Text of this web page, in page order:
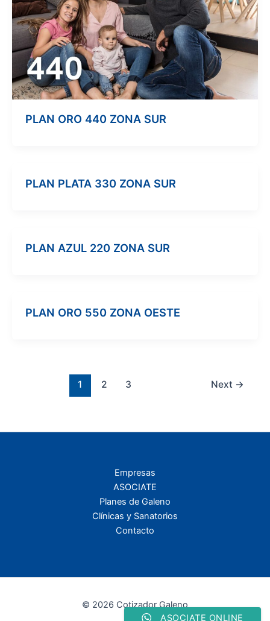
PLAN ORO 440 ZONA SUR
PLAN PLATA 330 ZONA SUR
PLAN AZUL 220 ZONA SUR
PLAN ORO 550 ZONA OESTE
1 2 3 Next →
Empresas
ASOCIATE
Planes de Galeno
Clínicas y Sanatorios
Contacto
© 2026 Cotizador Galeno
ASOCIATE ONLINE